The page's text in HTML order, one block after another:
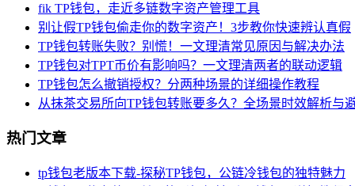
fik TP钱包，走近多链数字资产管理工具
别让假TP钱包偷走你的数字资产！3步教你快速辨认真假
TP钱包转账失败？别慌！一文理清常见原因与解决办法
TP钱包对TPT币价有影响吗？一文理清两者的联动逻辑
TP钱包怎么撤销授权？分两种场景的详细操作教程
从抹茶交易所向TP钱包转账要多久？全场景时效解析与
热门文章
tp钱包老版本下载-探秘TP钱包，公链冷钱包的独特魅力